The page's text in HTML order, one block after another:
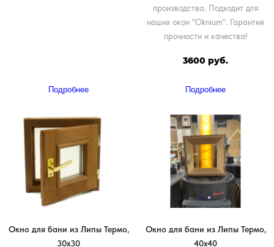
Подробнее
производства. Подходит для
наших окон "Oknium". Гарантия
прочности и качества!
3600 руб.
Подробнее
Окно для бани из Липы Термо,
30х30
Окно для бани из Липы Термо,
40х40